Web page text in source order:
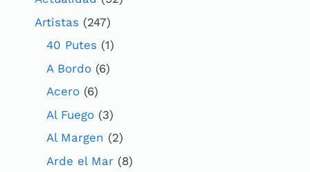
Artistas (247)
40 Putes (1)
A Bordo (6)
Acero (6)
Al Fuego (3)
Al Margen (2)
Arde el Mar (8)